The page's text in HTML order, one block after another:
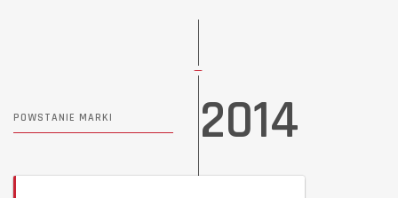
2014
POWSTANIE MARKI